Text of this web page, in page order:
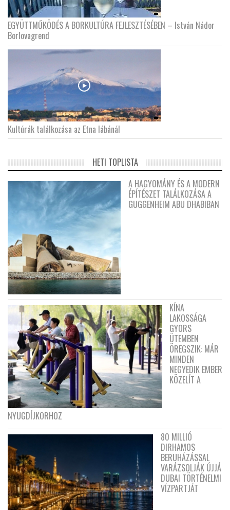
EGYÜTTMŰKÖDÉS A BORKULTÚRA FEJLESZTÉSÉBEN – István Nádor
Borlovagrend
Kultúrák találkozása az Etna lábánál
HETI TOPLISTA
A HAGYOMÁNY ÉS A MODERN
ÉPÍTÉSZET TALÁLKOZÁSA A
GUGGENHEIM ABU DHABIBAN
KÍNA
LAKOSSÁGA
GYORS
ÜTEMBEN
ÖREGSZIK: MÁR
MINDEN
NEGYEDIK EMBER
KÖZELÍT A
NYUGDÍJKORHOZ
80 MILLIÓ
DIRHAMOS
BERUHÁZÁSSAL
VARÁZSOLJÁK ÚJJÁ
DUBAI TÖRTÉNELMI
VÍZPARTJÁT